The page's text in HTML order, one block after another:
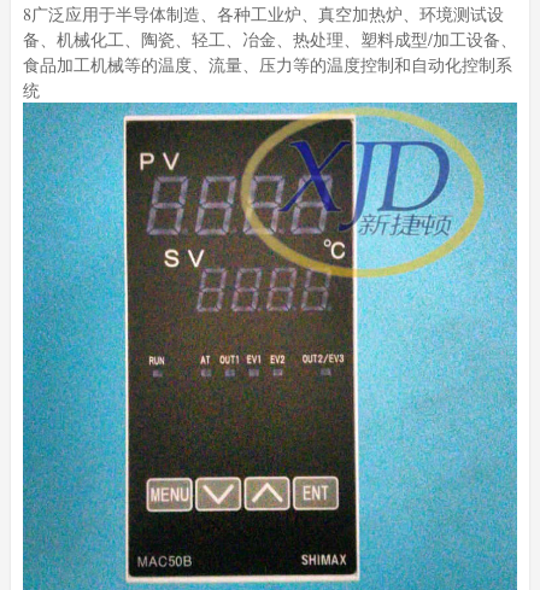
8广泛应用于半导体制造、各种工业炉、真空加热炉、环境测试设
备、机械化工、陶瓷、轻工、冶金、热处理、塑料成型/加工设备、
食品加工机械等的温度、流量、压力等的温度控制和自动化控制系
统